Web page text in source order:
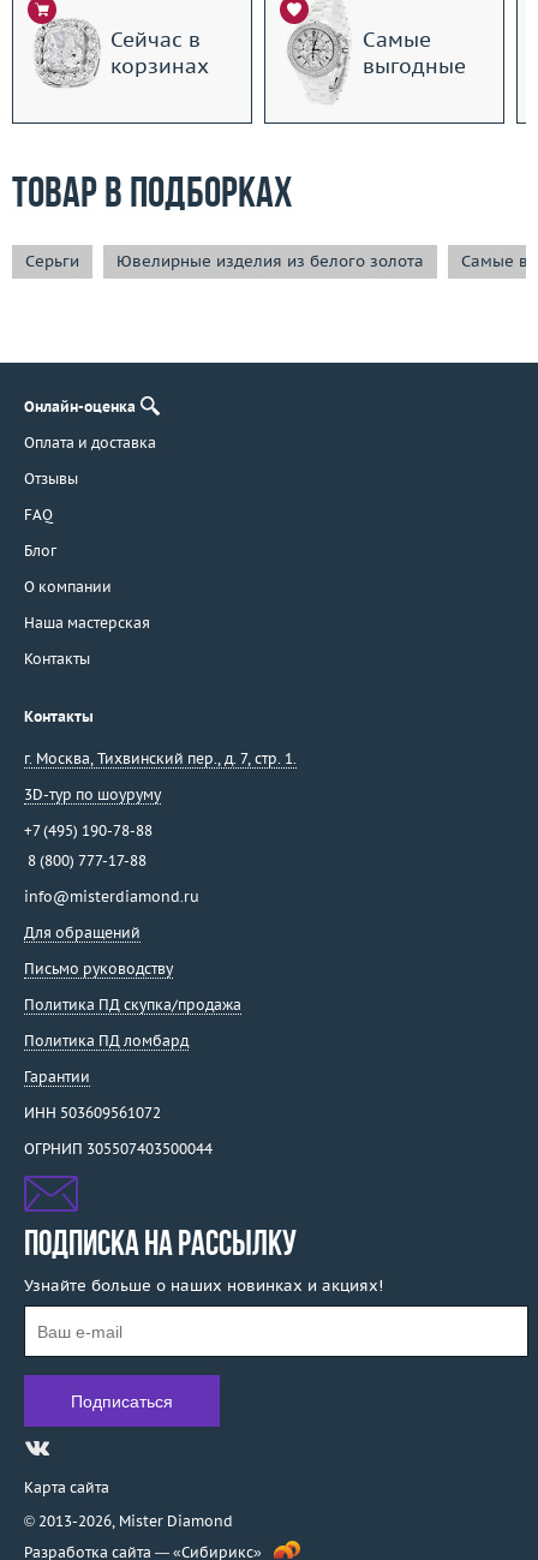
Сейчас в
корзинах
Самые
выгодные
Товар в подборках
Серьги Ювелирные изделия из белого золота Самые
Онлайн-оценка
Оплата и доставка
Отзывы
FAQ
Блог
О компании
Наша мастерская
Контакты
Контакты
г. Москва, Тихвинский пер., д. 7, стр. 1.
3D-тур по шоуруму
+7 (495) 190-78-88
8 (800) 777-17-88
info@misterdiamond.ru
Для обращений
Письмо руководству
Политика ПД скупка/продажа
Политика ПД ломбард
Гарантии
ИНН 503609561072
ОГРНИП 305507403500044
ПОДПИСКА НА РАССЫЛКУ
Узнайте больше о наших новинках и акциях!
Карта сайта
© 2013-2026, Mister Diamond
Разработка сайта — «Сибирикс»